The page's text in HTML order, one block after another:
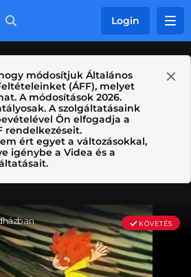
Login
módosítjuk Általános
(ÁFF), melyet
A módosítások 2026.
A szolgáltatásaink
Ön elfogadja a
rendelkezéseit.
ért egyet a változásokkal,
igénybe a Videa és a